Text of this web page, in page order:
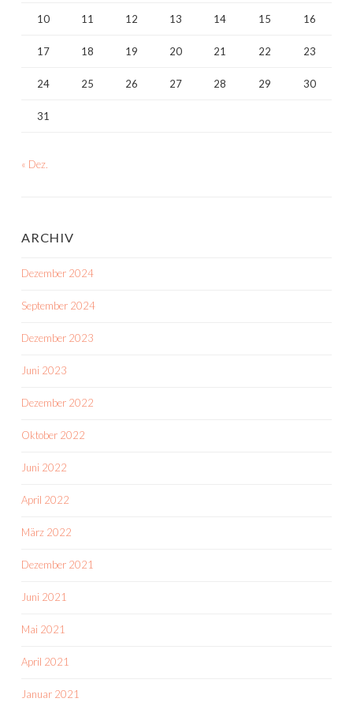
10 11 12 13 14 15 16
17 18 19 20 21 22 23
24 25 26 27 28 29 30
31
« Dez.
ARCHIV
Dezember 2024
September 2024
Dezember 2023
Juni 2023
Dezember 2022
Oktober 2022
Juni 2022
April 2022
März 2022
Dezember 2021
Juni 2021
Mai 2021
April 2021
Januar 2021